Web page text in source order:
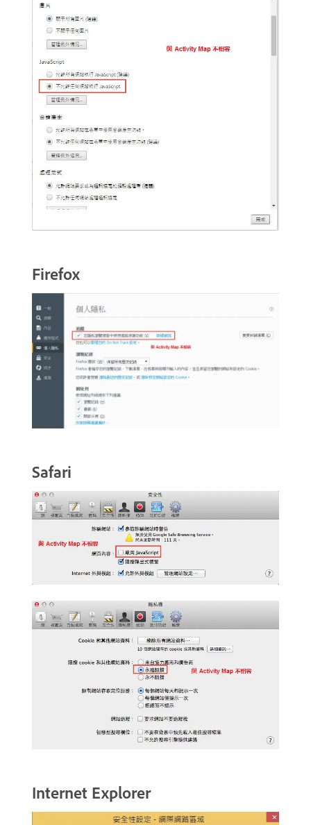
Firefox
Safari
Internet Explorer